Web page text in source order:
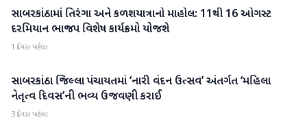
સાબરકાંઠા
સાબરકાંઠામાં તિરંગા અને કળશયાત્રાનો માહોલ: 11થી 16 ઓગસ્ટ
દરમિયાન ભાજપ વિશેષ કાર્યક્રમો યોજશે
1 દિવસ પહેલા
સાબરકાંઠા
સાબરકાંઠા જિલ્લા પંચાયતમાં ‘નારી વંદન ઉત્સવ’ અંતર્ગત ‘મહિલા
નેતૃત્વ દિવસ’ની ભવ્ય ઉજવણી કરાઈ
3 દિવસ પહેલા